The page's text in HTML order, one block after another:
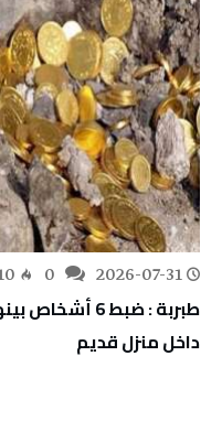
2026-07-31
طبربة : ضبط 6
داخل منزل قديم